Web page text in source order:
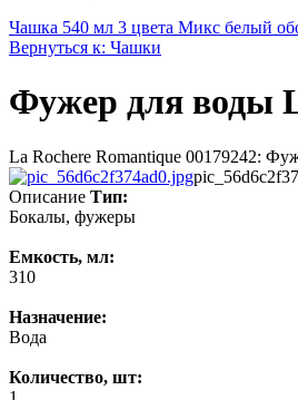
Чашка 540 мл 3 цвета Микс белый
Вернуться к: Чашки
Фужер для воды
La Rochere Romantique 00179242:
Описание Тип:
Бокалы, фужеры
Емкость, мл:
310
Назначение:
Вода
Количество, шт: